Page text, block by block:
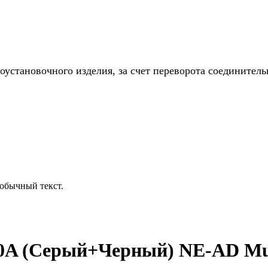
изделия, за счет переворота
текст.
(Серый+Черный) NE-AD